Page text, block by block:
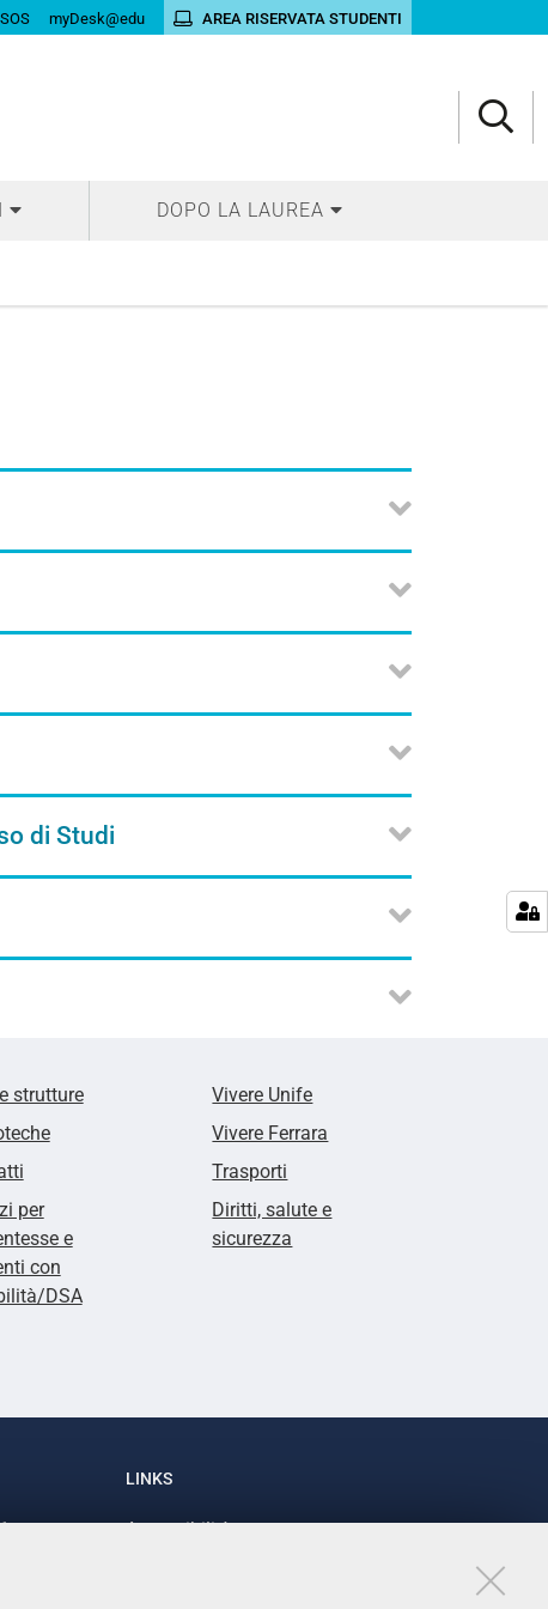
SOS myDesk@edu AREA RISERVATA STUDENTI
DOPO LA LAUREA
di Studi
strutture
per
e
con
DSA
Vivere Unife
Vivere Ferrara
Trasporti
Diritti, salute e
sicurezza
LINKS
Accessibilità